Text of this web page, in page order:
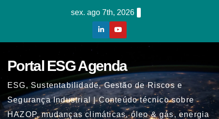
sex. ago 7th, 2026
Portal ESG Agenda
ESG, Sustentabilidade, Gestão de Riscos e
Segurança Industrial | Conteúdo técnico sobre
HAZOP, mudanças climáticas, óleo & gás, energia